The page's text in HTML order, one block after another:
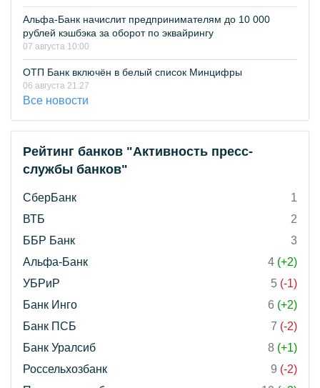
Альфа-Банк начислит предпринимателям до 10 000
рублей кэшбэка за оборот по эквайрингу
07 августа 10:00
ОТП Банк включён в белый список Минцифры
06 августа 21:27
Все новости
Рейтинг банков "Активность пресс-
службы банков"
СберБанк
1
ВТБ
2
ББР Банк
3
Альфа-Банк
4 (+2)
УБРиР
5 (-1)
Банк Инго
6 (+2)
Банк ПСБ
7 (-2)
Банк Уралсиб
8 (+1)
Россельхозбанк
9 (-2)